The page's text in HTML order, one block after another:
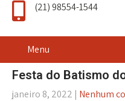
(21) 98554-1544
Menu
Festa do Batismo
janeiro 8, 2022 | Nenhum